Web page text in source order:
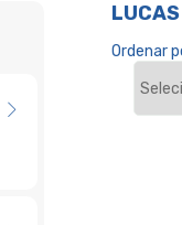
Ordenar